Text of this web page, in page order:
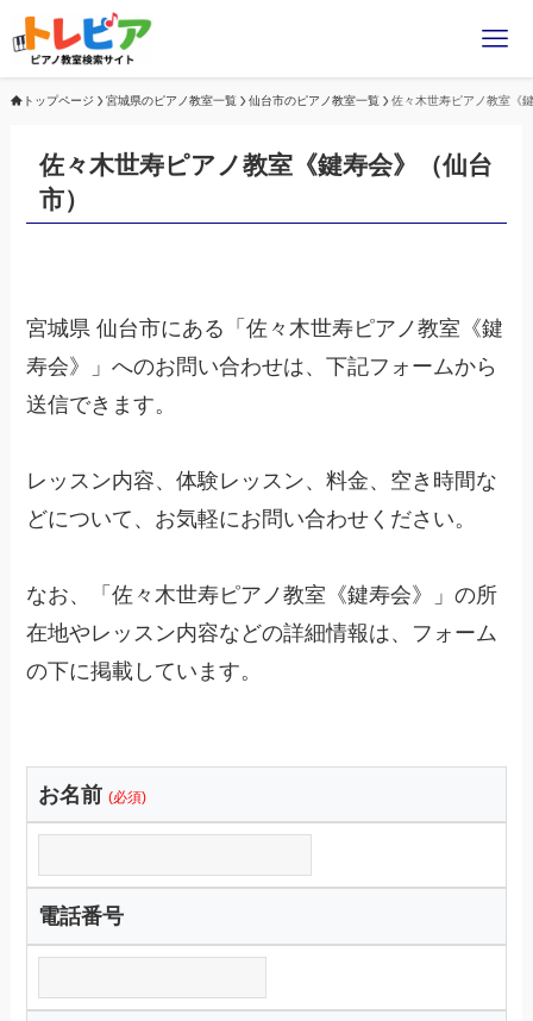
トップページ 宮城県のピアノ教室一覧 仙台市のピアノ教室一覧 佐々木世寿ピアノ教室《
佐々木世寿ピアノ教室《鍵寿会》（仙台
市）
宮城県 仙台市にある「佐々木世寿ピアノ教室《鍵
寿会》」へのお問い合わせは、下記フォームから
送信できます。
レッスン内容、体験レッスン、料金、空き時間な
どについて、お気軽にお問い合わせください。
なお、「佐々木世寿ピアノ教室《鍵寿会》」の所
在地やレッスン内容などの詳細情報は、フォーム
の下に掲載しています。
お名前 (必須)
電話番号